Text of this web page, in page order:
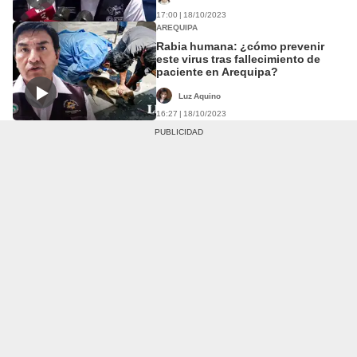
17:00 | 18/10/2023
AREQUIPA
Rabia humana: ¿cómo prevenir
este virus tras fallecimiento de
paciente en Arequipa?
Luz Aquino
16:27 | 18/10/2023